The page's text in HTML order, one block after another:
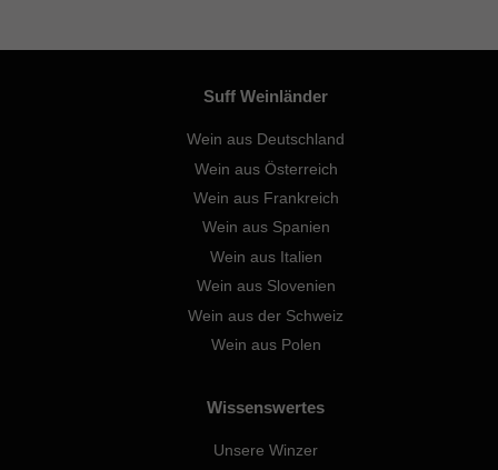
Suff Weinländer
Wein aus Deutschland
Wein aus Österreich
Wein aus Frankreich
Wein aus Spanien
Wein aus Italien
Wein aus Slovenien
Wein aus der Schweiz
Wein aus Polen
Wissenswertes
Unsere Winzer